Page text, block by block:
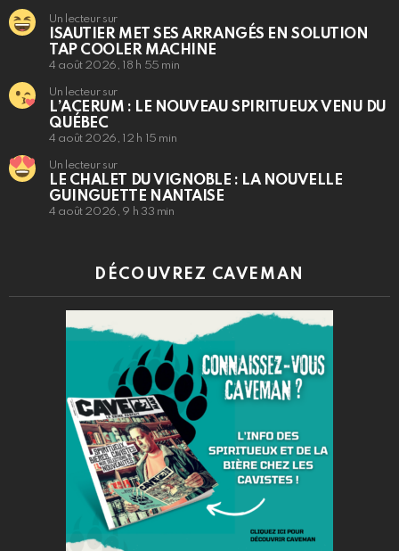
Un lecteur sur
ISAUTIER MET SES ARRANGÉS EN SOLUTION
TAP COOLER MACHINE
4 août 2026, 18 h 55 min
Un lecteur sur
L’ACERUM : LE NOUVEAU SPIRITUEUX VENU DU
QUÉBEC
4 août 2026, 12 h 15 min
Un lecteur sur
LE CHALET DU VIGNOBLE : LA NOUVELLE
GUINGUETTE NANTAISE
4 août 2026, 9 h 33 min
DÉCOUVREZ CAVEMAN